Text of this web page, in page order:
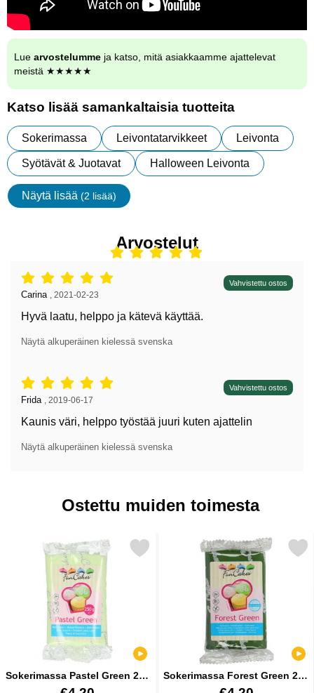
Lue arvostelumme ja katso, mitä asiakkaamme ajattelevat
meistä ★★★★★
Katso lisää samankaltaisia tuotteita
Sokerimassa Leivontatarvikkeet Leivonta
Syötävät & Juotavat Halloween Leivonta
Näytä lisää (2 lisää)
ominaisuudet
Arvostelut
Arvostelu: 5 tähdet / 5, Vahvistettu ostos
Arvostelun kirjoittaja:
Carina 2021-02-23
Hyvä laatu, helppo ja kätevä käyttää.
Näytä alkuperäinen kielessä svenska
Arvostelu: 5 tähdet / 5, Vahvistettu ostos
Arvostelun kirjoittaja:
Frida 2019-06-17
Kaunis väri, helppo työstää juuri kuten ajattelin
Näytä alkuperäinen kielessä svenska
Ostettu muiden toimesta
Sokerimassa Pastel Green 250
g
Merkitse sokerimassa Pastel Green 250 g suosikiksi
Sokerimassa Forest Green 250
g
Merkitse sokerimassa